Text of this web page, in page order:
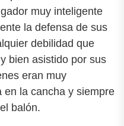
muy inteligente
la defensa de sus
debilidad que
bien asistido por sus
eran muy
en la cancha y siempre
balón.